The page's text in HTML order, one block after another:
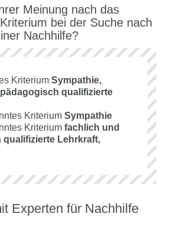
Meinung nach das
bei der Suche nach
Nachhilfe?
Kriterium Sympathie,
qualifizierte
Kriterium Sympathie
Kriterium fachlich und
qualifizierte Lehrkraft,
Experten für Nachhilfe